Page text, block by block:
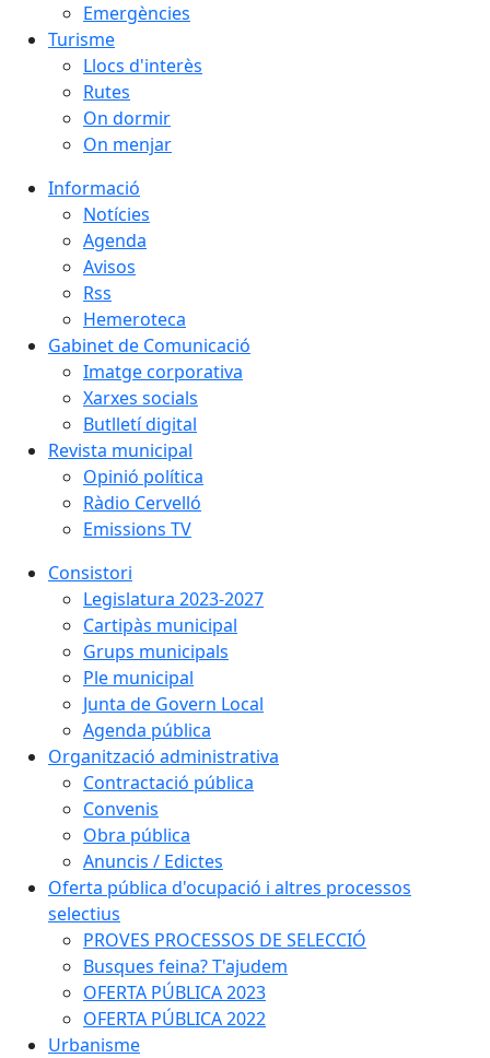
Emergències
Turisme
Llocs d'interès
Rutes
On dormir
On menjar
Informació
Notícies
Agenda
Avisos
Rss
Hemeroteca
Gabinet de Comunicació
Imatge corporativa
Xarxes socials
Butlletí digital
Revista municipal
Opinió política
Ràdio Cervelló
Emissions TV
Consistori
Legislatura 2023-2027
Cartipàs municipal
Grups municipals
Ple municipal
Junta de Govern Local
Agenda pública
Organització administrativa
Contractació pública
Convenis
Obra pública
Anuncis / Edictes
Oferta pública d'ocupació i altres processos
selectius
PROVES PROCESSOS DE SELECCIÓ
Busques feina? T'ajudem
OFERTA PÚBLICA 2023
OFERTA PÚBLICA 2022
Urbanisme